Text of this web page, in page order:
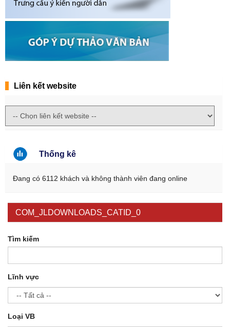
Liên kết website
Thống kê
Đang có 6112 khách và không thành viên đang online
COM_JLDOWNLOADS_CATID_0
Tìm kiếm
Lĩnh vực
Loại VB